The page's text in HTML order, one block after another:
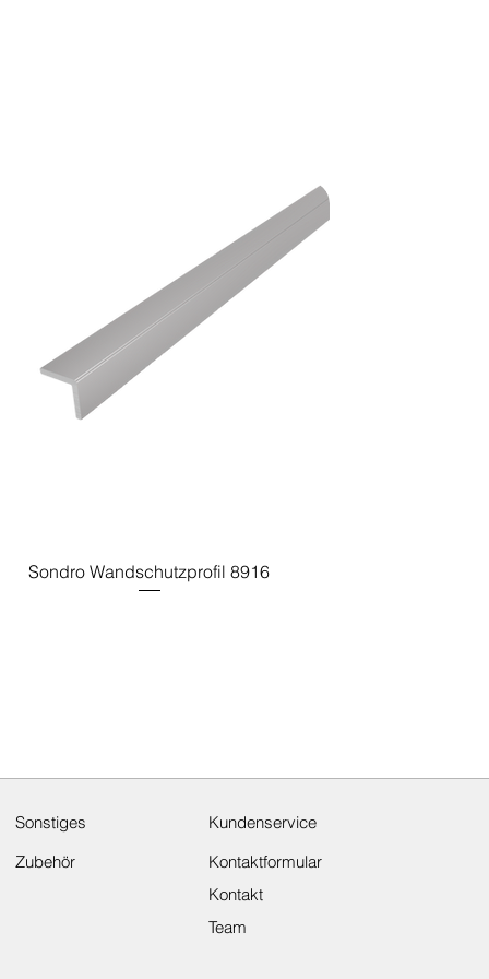
Sondro Wandschutzprofil 8916
Kundenservice
Sonstiges
Zubehör Kontaktformular
Kontakt
Team